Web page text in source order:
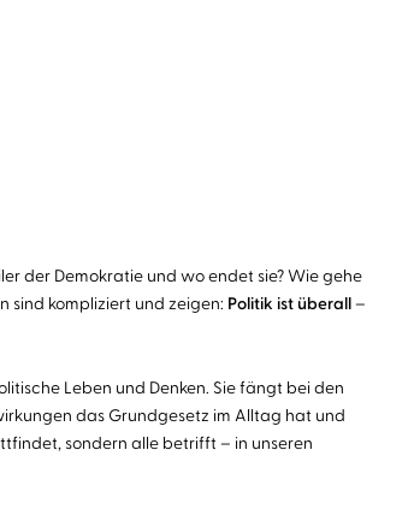
der Demokratie und wo endet sie? Wie gehe
sind kompliziert und zeigen: Politik ist überall–
Leben und Denken. Sie fängt bei den
das Grundgesetz im Alltag hat und
sondern alle betrifft – in unseren